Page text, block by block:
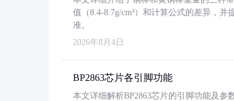
值（8.4-8.7g/cm³）和计算公式的差异，
准。
2026年8月4日
BP2863芯片各引脚功能
本文详细解析BP2863芯片的引脚功能及